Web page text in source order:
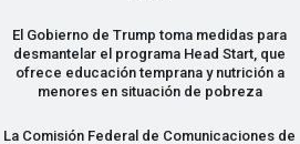
El Gobierno de Trump toma medidas para
desmantelar el programa Head Start, que
ofrece educación temprana y nutrición a
menores en situación de pobreza
La Comisión Federal de Comunicaciones de